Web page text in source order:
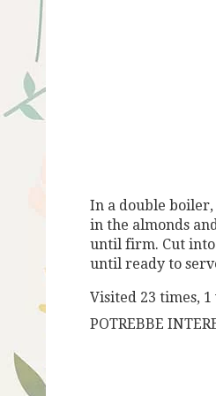
In a double
in the almonds
until firm. Cut into
until ready to
Visited 23 times,
POTREBBE